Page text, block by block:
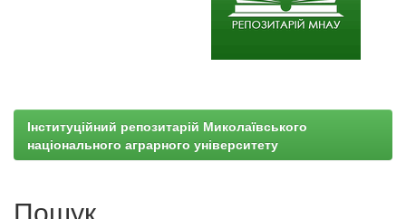
Інституційний репозитарій Миколаївського
національного аграрного університету